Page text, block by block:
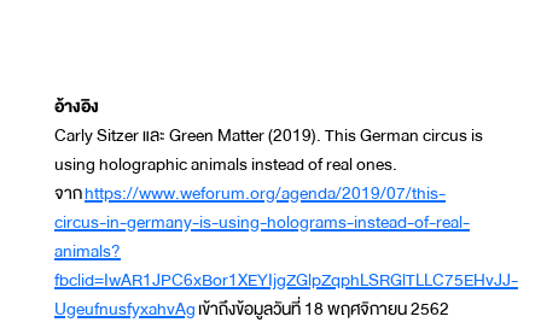
อ้างอิง
Carly Sitzer และ Green Matter (2019). This German circus is
using holographic animals instead of real ones.
จากhttps://www.weforum.org/agenda/2019/07/this-
circus-in-germany-is-using-holograms-instead-of-real-
animals?
fbclid=IwAR1JPC6xBor1XEYIjgZGlpZqphLSRGlTLLC75EHvJJ-
UgeufnusfyxahvAgเข้าถึงข้อมูลวันที่ 18 พฤศจิกายน 2562